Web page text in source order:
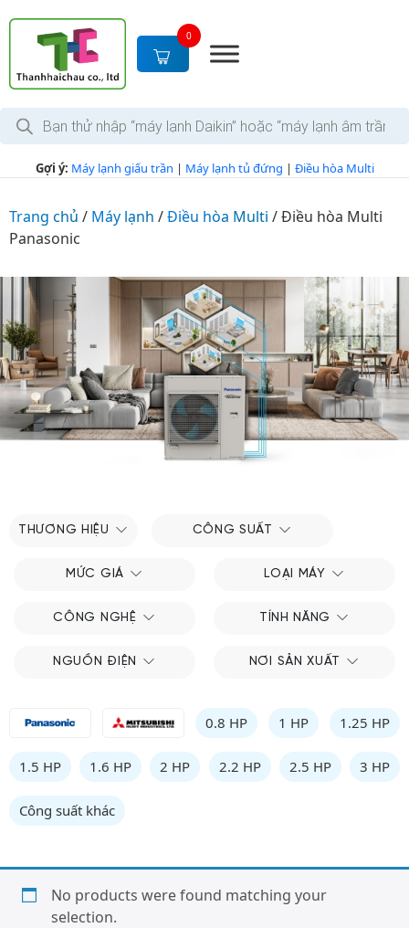
c
t
0
T
m
i
h
Gợi ý: Máy lạnh giấu trần | Máy lạnh tủ đứng | Điều hòa Multi
Trang chủ / Máy lạnh /Điều hòa Multi /Điều hòa Multi
Panasonic
THƯƠNG HIỆU CÔNG SUẤT
MỨC GIÁ LOẠI MÁY
CÔNG NGHỆ TÍNH NĂNG
NGUỒN ĐIỆN NƠI SẢN XUẤT
0.8 HP 1 HP 1.25 HP
1.5 HP 1.6 HP 2 HP 2.2 HP 2.5 HP 3 HP
Công suất khác
No products were found matching your
selection.